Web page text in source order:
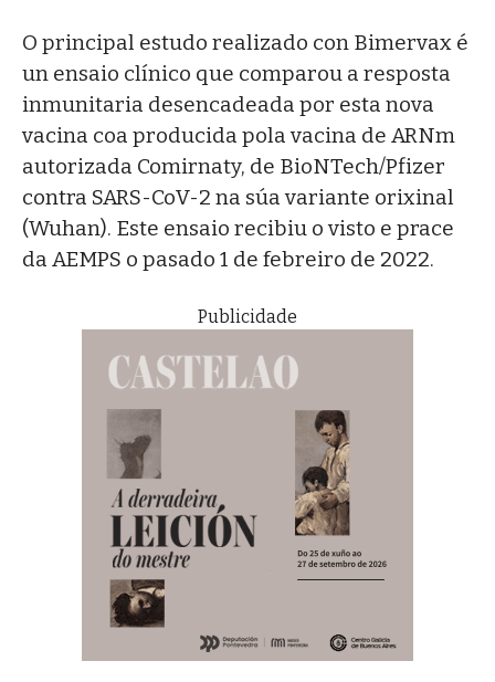
O principal estudo realizado con Bimervax é
un ensaio clínico que comparou a resposta
inmunitaria desencadeada por esta nova
vacina coa producida pola vacina de ARNm
autorizada Comirnaty, de BioNTech/Pfizer
contra SARS-CoV-2 na súa variante orixinal
(Wuhan). Este ensaio recibiu o visto e prace
da AEMPS o pasado 1 de febreiro de 2022.
Publicidade